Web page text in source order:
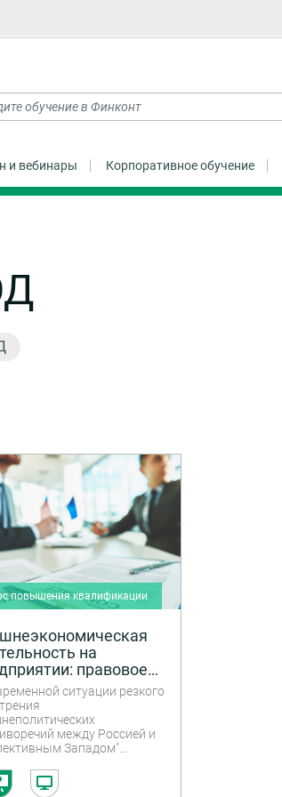
и вебинары Корпоративное обучение
повышения квалификации
на
правовое
поддержка,
изменения в
таможенного
ситуации резкого
между Россией и
Западом"
вопросов
организации